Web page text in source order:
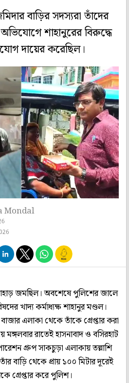
বাড়ির সদস্যরা তাঁদের
শাহানুরের বিরুদ্ধে
দায়ের করেছিল।
Mondal
জমছিল। অবশেষে পুলিশের জালে
খাদ্য কর্মাধ্যক্ষ শাহানুর মণ্ডল।
এলাকা থেকে তাঁকে গ্রেপ্তার করা
রাতেই হাসনাবাদ ও বসিরহাট
গ্রুপ সাকচুড়া এলাকায় তল্লাশি
বাড়ি থেকে প্রায় ১০০ মিটার দূরেই
গ্রেপ্তার করে পুলিশ।